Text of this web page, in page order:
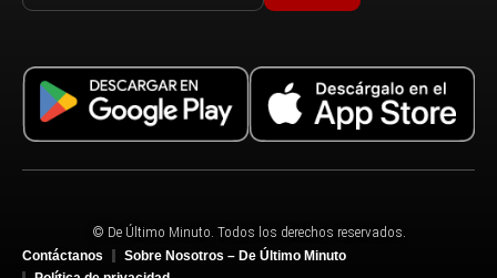
© De Último Minuto. Todos los derechos reservados.
Contáctanos
Sobre Nosotros – De Último Minuto